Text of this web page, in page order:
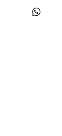
the
Fourteen
Paris Peace